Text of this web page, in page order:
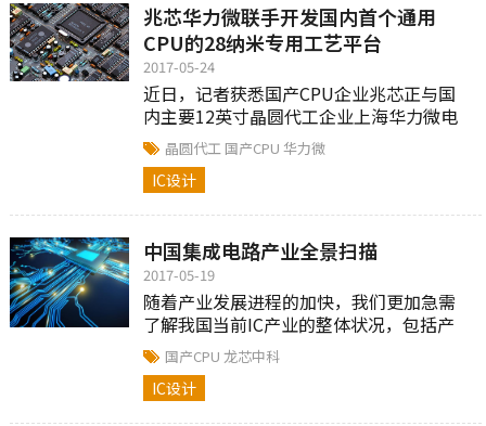
兆芯华力微联手开发国内首个通用
CPU的28纳米专用工艺平台
2017-05-24
近日，记者获悉国产CPU企业兆芯正与国
内主要12英寸晶圆代工企业上海华力微电
子有限公司合作开发国内首个通用CPU的
28纳米专用制造工艺平台。这将为国产
CPU的成熟与发展提供有力支撑。
晶圆代工 国产CPU华力微
IC设计
中国集成电路产业全景扫描
2017-05-19
随着产业发展进程的加快，我们更加急需
了解我国当前IC产业的整体状况，包括产
业链发展情况、产业区域分布、关键产品
开发进程等，进而探寻适合中国IC的发展
模式。
国产CPU龙芯中科
IC设计